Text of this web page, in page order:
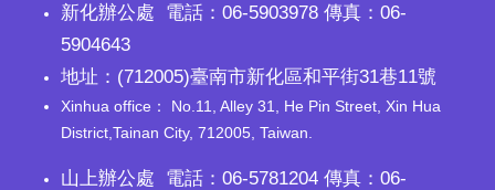
新化辦公處 電話：06-5903978 傳真：06-
5904643
地址：(712005)臺南市新化區和平街31巷11號
Xinhua office： No.11, Alley 31, He Pin Street, Xin Hua
District,Tainan City, 712005, Taiwan.
山上辦公處 電話：06-5781204 傳真：06-